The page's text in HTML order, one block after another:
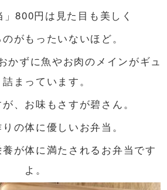
」800円は見た目も美しく
がもったいないほど。
かずに魚やお肉のメインがギュ
詰まっています。
、お味もさすが碧さん。
の体に優しいお弁当。
が体に満たされるお弁当です
よ。